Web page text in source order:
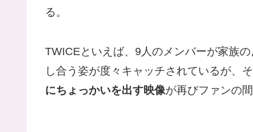
る。
TWICEといえば、9人のメンバーが家族
し合う姿が度々キャッチされているが、
にちょっかいを出す映像が再びファンの